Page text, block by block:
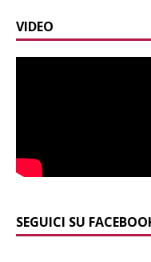
VIDEO
SEGUICI SU